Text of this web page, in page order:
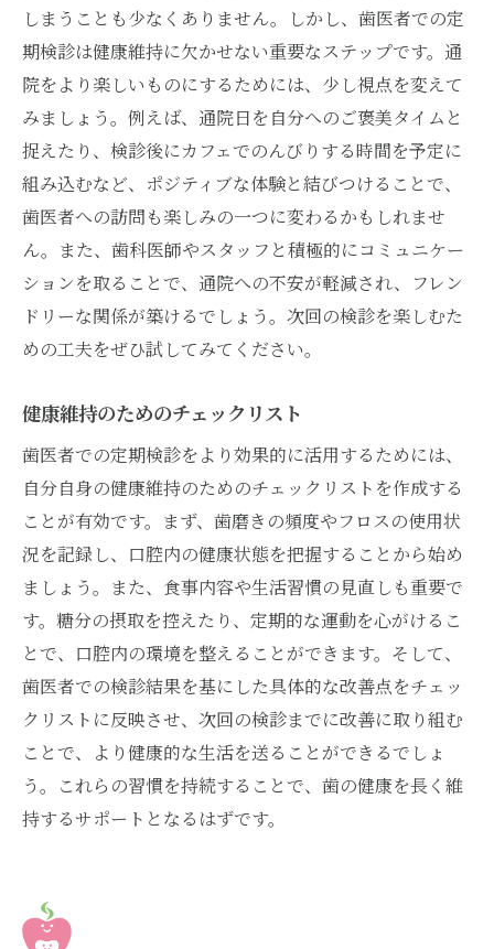
しまうことも少なくありません。しかし、歯医者での定
期検診は健康維持に欠かせない重要なステップです。通
院をより楽しいものにするためには、少し視点を変えて
みましょう。例えば、通院日を自分へのご褒美タイムと
捉えたり、検診後にカフェでのんびりする時間を予定に
組み込むなど、ポジティブな体験と結びつけることで、
歯医者への訪問も楽しみの一つに変わるかもしれませ
ん。また、歯科医師やスタッフと積極的にコミュニケー
ションを取ることで、通院への不安が軽減され、フレン
ドリーな関係が築けるでしょう。次回の検診を楽しむた
めの工夫をぜひ試してみてください。
健康維持のためのチェックリスト
歯医者での定期検診をより効果的に活用するためには、
自分自身の健康維持のためのチェックリストを作成する
ことが有効です。まず、歯磨きの頻度やフロスの使用状
況を記録し、口腔内の健康状態を把握することから始め
ましょう。また、食事内容や生活習慣の見直しも重要で
す。糖分の摂取を控えたり、定期的な運動を心がけるこ
とで、口腔内の環境を整えることができます。そして、
歯医者での検診結果を基にした具体的な改善点をチェッ
クリストに反映させ、次回の検診までに改善に取り組む
ことで、より健康的な生活を送ることができるでしょ
う。これらの習慣を持続することで、歯の健康を長く維
持するサポートとなるはずです。